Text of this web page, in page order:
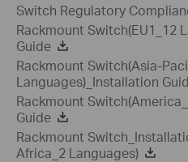
Switch Regulatory
Rackmount Switch(EU1_12
Guide
Rackmount Switch(Asia-
Languages)_Installation
Rackmount
Guide
Rackmount
Africa_2 Languages)